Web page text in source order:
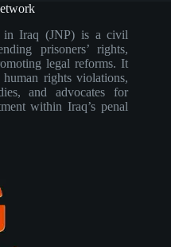
in Iraq (JNP) is a civil
prisoners’ rights,
legal reforms. It
rights violations,
and advocates for
within Iraq’s penal